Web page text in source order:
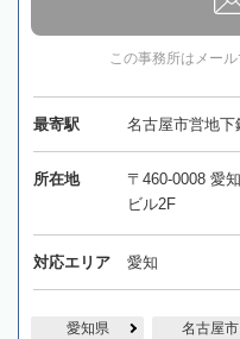
この事務所はメー
最寄駅 名古屋市営地下
所在地
〒460-0008 愛
ビル2F
対応エリア 愛知
愛知県 名古屋市